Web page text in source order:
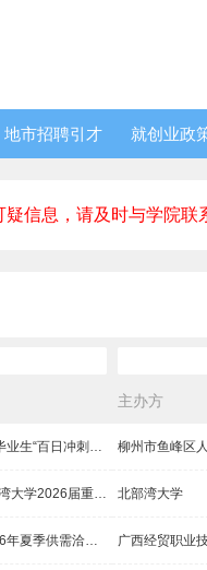
地市招聘引才 就创业政
信息，请及时与学院联
主办方
柳州职业技术大学2026届毕业生“百日冲刺促就业”暨2027届毕业生“预就业”双选会
“百日冲刺促就业行动”北部湾大学2026届重点群体毕业生双选会暨2027届毕业生实习双选会 北部湾大学
广西经贸职业技术学院2026年夏季供需洽谈双选会 广西经贸职业